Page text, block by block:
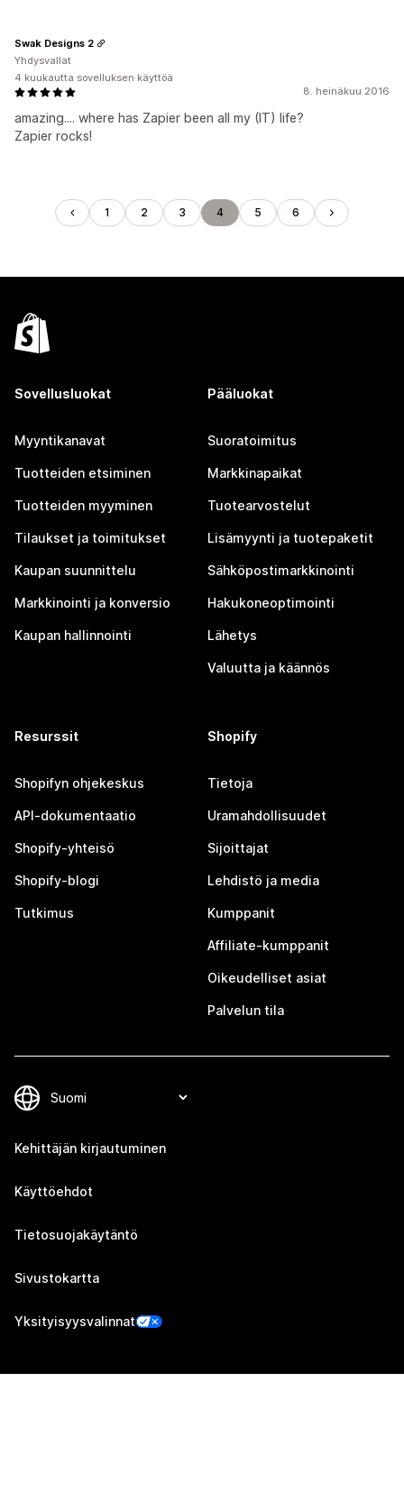
8. heinäkuu 2016
amazing.... where has Zapier been all my (IT) life?
Zapier rocks!
Swak Designs 2
Yhdysvallat
4 kuukautta sovelluksen käyttöä
1 2 3 4 5 6
Sovellusluokat
Myyntikanavat
Tuotteiden etsiminen
Tuotteiden myyminen
Tilaukset ja toimitukset
Kaupan suunnittelu
Markkinointi ja konversio
Kaupan hallinnointi
Pääluokat
Suoratoimitus
Markkinapaikat
Tuotearvostelut
Lisämyynti ja tuotepaketit
Sähköpostimarkkinointi
Hakukoneoptimointi
Lähetys
Valuutta ja käännös
Resurssit
Shopifyn ohjekeskus
API-dokumentaatio
Shopify-yhteisö
Shopify-blogi
Tutkimus
Shopify
Tietoja
Uramahdollisuudet
Sijoittajat
Lehdistö ja media
Kumppanit
Affiliate-kumppanit
Oikeudelliset asiat
Palvelun tila
Kehittäjän kirjautuminen
Käyttöehdot
Tietosuojakäytäntö
Sivustokartta
Yksityisyysvalinnat